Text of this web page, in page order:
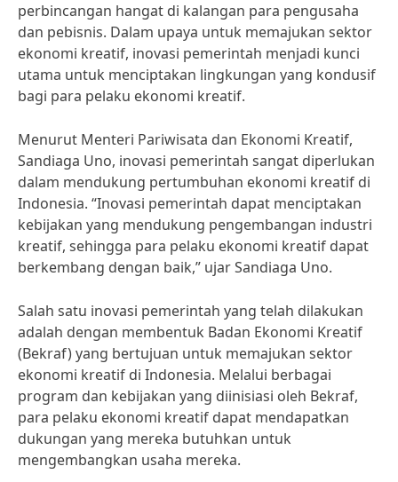
perbincangan hangat di kalangan para pengusaha
dan pebisnis. Dalam upaya untuk memajukan sektor
ekonomi kreatif, inovasi pemerintah menjadi kunci
utama untuk menciptakan lingkungan yang kondusif
bagi para pelaku ekonomi kreatif.
Menurut Menteri Pariwisata dan Ekonomi Kreatif,
Sandiaga Uno, inovasi pemerintah sangat diperlukan
dalam mendukung pertumbuhan ekonomi kreatif di
Indonesia. “Inovasi pemerintah dapat menciptakan
kebijakan yang mendukung pengembangan industri
kreatif, sehingga para pelaku ekonomi kreatif dapat
berkembang dengan baik,” ujar Sandiaga Uno.
Salah satu inovasi pemerintah yang telah dilakukan
adalah dengan membentuk Badan Ekonomi Kreatif
(Bekraf) yang bertujuan untuk memajukan sektor
ekonomi kreatif di Indonesia. Melalui berbagai
program dan kebijakan yang diinisiasi oleh Bekraf,
para pelaku ekonomi kreatif dapat mendapatkan
dukungan yang mereka butuhkan untuk
mengembangkan usaha mereka.